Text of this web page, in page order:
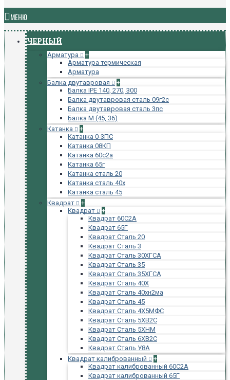
МЕНЮ
ЧЕРНЫЙ
Арматура
+
Арматура термическая
Арматура
Балка двутавровая
+
Балка IPE 140, 270, 300
Балка двутавровая сталь 09г2с
Балка двутавровая сталь 3пс
Балка М (45, 36)
Катанка
+
Катанка 0-3ПС
Катанка 08КП
Катанка 60с2а
Катанка 65г
Катанка сталь 20
Катанка сталь 40х
Катанка сталь 45
Квадрат
+
Квадрат
+
Квадрат 60С2А
Квадрат 65Г
Квадрат Сталь 20
Квадрат Сталь 3
Квадрат Сталь 30ХГСА
Квадрат Сталь 35
Квадрат Сталь 35ХГСА
Квадрат Сталь 40Х
Квадрат Сталь 40хн2ма
Квадрат Сталь 45
Квадрат Сталь 4Х5МФС
Квадрат Сталь 5ХВ2С
Квадрат Сталь 5ХНМ
Квадрат Сталь 6ХВ2С
Квадрат Сталь У8А
Квадрат калиброванный
+
Квадрат калиброванный 60С2А
Квадрат калиброванный 65Г